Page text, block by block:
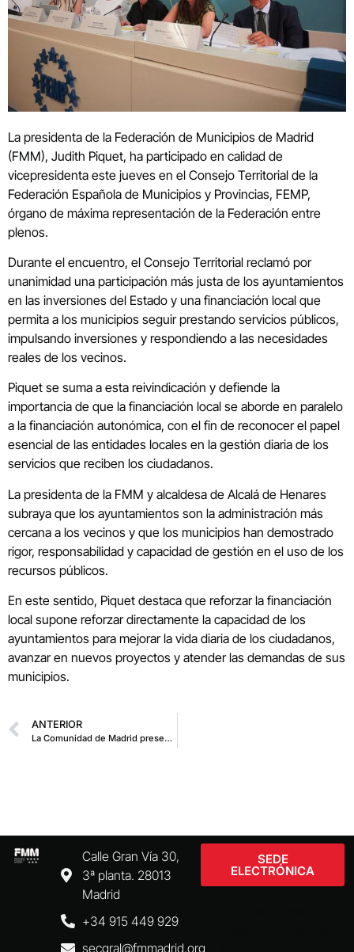
La presidenta de la Federación de Municipios de Madrid
(FMM), Judith Piquet, ha participado en calidad de
vicepresidenta este jueves en el Consejo Territorial de la
Federación Española de Municipios y Provincias, FEMP,
órgano de máxima representación de la Federación entre
plenos.
Durante el encuentro, el Consejo Territorial reclamó por
unanimidad una participación más justa de los ayuntamientos
en las inversiones del Estado y una financiación local que
permita a los municipios seguir prestando servicios públicos,
impulsando inversiones y respondiendo a las necesidades
reales de los vecinos.
Piquet se suma a esta reivindicación y defiende la
importancia de que la financiación local se aborde en paralelo
a la financiación autonómica, con el fin de reconocer el papel
esencial de las entidades locales en la gestión diaria de los
servicios que reciben los ciudadanos.
La presidenta de la FMM y alcaldesa de Alcalá de Henares
subraya que los ayuntamientos son la administración más
cercana a los vecinos y que los municipios han demostrado
rigor, responsabilidad y capacidad de gestión en el uso de los
recursos públicos.
En este sentido, Piquet destaca que reforzar la financiación
local supone reforzar directamente la capacidad de los
ayuntamientos para mejorar la vida diaria de los ciudadanos,
avanzar en nuevos proyectos y atender las demandas de sus
municipios.
ANTERIOR
La Comunidad de Madrid presenta sus primeras medidas de ayuda por la catástrofe de Venezuela
Calle Gran Vía 30,
3ª planta. 28013
Madrid
+34 915 449 929
secgral@fmmadrid.org
SEDE
ELECTRÓNICA